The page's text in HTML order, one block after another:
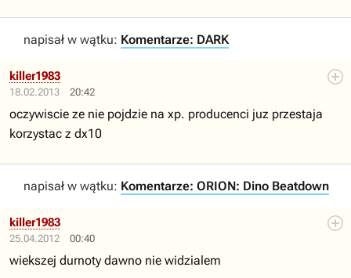
napisał w wątku: Komentarze: DARK
18.02.2013 20:42
killer1983
oczywiscie ze nie pojdzie na xp. producenci juz przestaja
korzystac z dx10
napisał w wątku: Komentarze: ORION: Dino Beatdown
25.04.2012 00:40
killer1983
wiekszej durnoty dawno nie widzialem